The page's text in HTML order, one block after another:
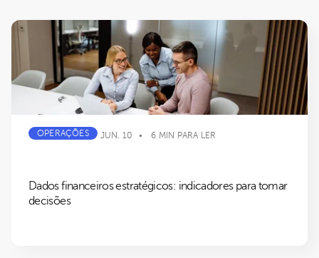
OPERAÇÕES JUN. 10 6 MIN PARA LER
Dados financeiros estratégicos: indicadores para tomar
decisões